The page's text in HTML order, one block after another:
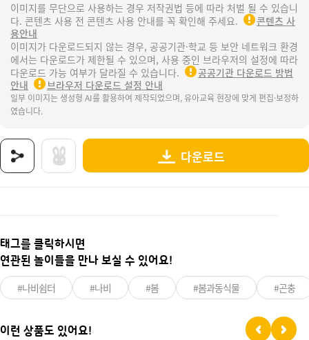
이미지를 무단으로 사용하는 경우 저작권법 등에 따라 처벌 될 수 있습니
다. 콘텐츠 사용 전 콘텐츠 사용 안내를 꼭 확인해 주세요.
콘텐츠 사
용안내
이미지가 다운로드되지 않는 경우, 공공기관·학교 등 보안 네트워크 환경
에서는 다운로드가 제한될 수 있으며, 사용 중인 브라우저의 설정에 따라
다운로드 가능 여부가 달라질 수 있습니다.
공공기관 다운로드 방법
안내
브라우저 다운로드 설정 안내
일부 이미지는 생성형 AI를 활용하여 제작되었으며, 유아교육 현장에 맞게 편집·보정하
였습니다.
다운로드
태그를 클릭하시면
연관된 놀이들을 만나 보실 수 있어요!
#나비쉼터 #나비 #봄 #봄과동식물 #곤충
이런 상품도 있어요!